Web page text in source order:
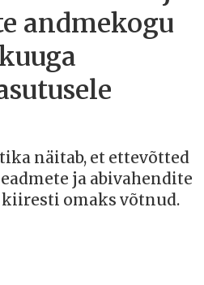
andmekogu
näitab, et ettevõtted
ja abivahendite
kiiresti omaks võtnud.